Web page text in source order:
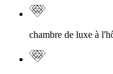
chambre de luxe à